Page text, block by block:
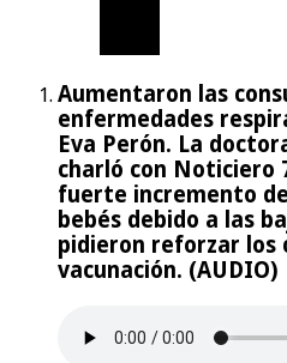
Aumentaron las
enfermedades
Eva Perón. La
charló con Noticiero
fuerte incremento
bebés debido a las
pidieron reforzar los
vacunación. (AUDIO)